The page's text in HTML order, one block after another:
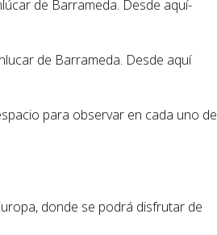
de Barrameda. Desde aquí­
de Barrameda. Desde aquí
para observar en cada uno de
donde se podrá disfrutar de